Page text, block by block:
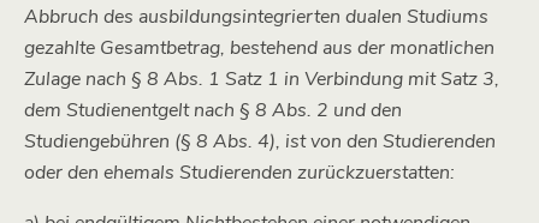
Abbruch des ausbildungsintegrierten dualen Studiums
gezahlte Gesamtbetrag, bestehend aus der monatlichen
Zulage nach § 8 Abs. 1 Satz 1 in Verbindung mit Satz 3,
dem Studienentgelt nach § 8 Abs. 2 und den
Studiengebühren (§ 8 Abs. 4), ist von den Studierenden
oder den ehemals Studierenden zurückzuerstatten: